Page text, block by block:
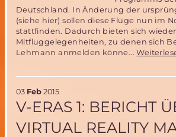
Deutschland. In Änderung der
(siehe hier) sollen diese Flüge nun im
stattfinden. Dadurch bieten sich
Mitfluggelegenheiten, zu denen sich
Lehmann anmelden könne...
03 Feb 2015
V-ERAS 1: BERICHT
VIRTUAL REALITY